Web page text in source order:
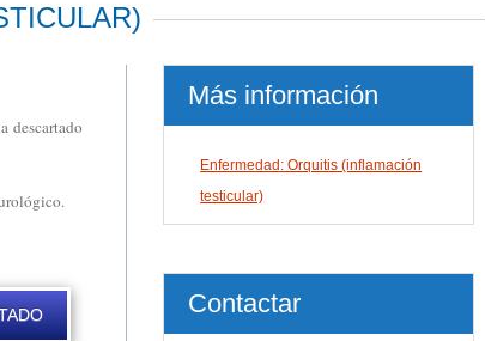
descartado
Más información
Enfermedad: Orquitis (inflamación
testicular)
Contactar